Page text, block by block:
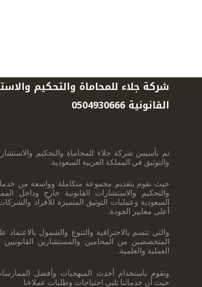
شركة جلاء للمحاماة والتحكيم
القانونية 0504930666
تم تأسيس شركة جلاء للمحاماة والتحكيم
والتوثيق في المملكة العربية ‏السعودية.
حيث نقوم بتقديم مجموعة متكاملة وواسعة من
والتحكيم والاستشارات ‏القانونية خارج وداخل
السعودية وعمليات التوثيق المتميزة للأفراد
أعلى معايير الجودة.
والتي تتسم بالاحترافية والتنوع والشمول
المتخصصين من المحامين والمستشارين القانونيين
العملية والعلمية.
ونقوم ‏باستخدام أحدث المنهجيات وأفضل الممارسات
حيث أن خدماتنا تلبي احتياجات ‏وطلبات عملاءنا